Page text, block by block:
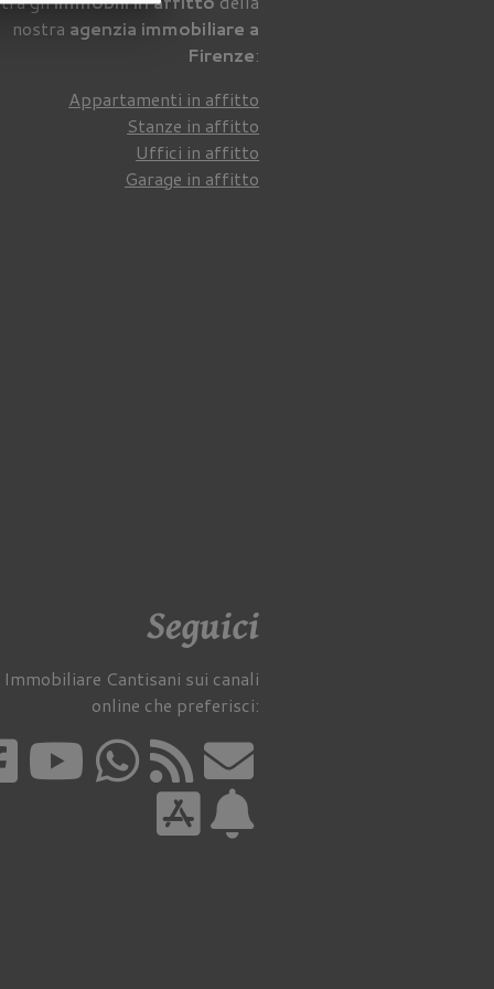
nostra agenzia immobiliare a
Firenze:
Appartamenti in affitto
Stanze in affitto
Uffici in affitto
Garage in affitto
Seguici
Immobiliare Cantisani sui canali
online che preferisci: